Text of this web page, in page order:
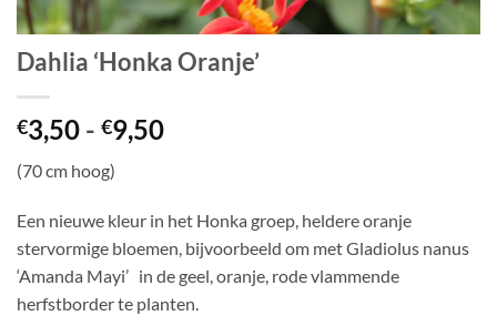
Dahlia ‘Honka Oranje’
€3,50 - €9,50Prijsklasse:
€9,50
(70 cm hoog)
Een nieuwe kleur in het Honka groep, heldere oranje
stervormige bloemen, bijvoorbeeld om met Gladiolus nanus
‘Amanda Mayi’ in de geel, oranje, rode vlammende
herfstborder te planten.